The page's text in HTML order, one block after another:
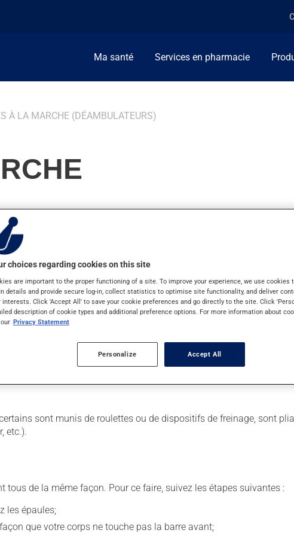
Ma santé Services en pharmacie
À LA MARCHE (DÉAMBULATEURS)
limitées dans les activités auxquelles elles peuvent participer
à la marche peuvent aider à retrouver une certaine mobilité en
blessée, fragile ou faible;
l'ajuster et d'employer la bonne technique de marche pour en faire
coup les chutes et les blessures.
sont munis de roulettes ou de dispositifs de freinage, sont
etc.).
de la même façon. Pour ce faire, suivez les étapes suivantes :
les épaules;
que votre corps ne touche pas la barre avant;
choices regarding cookies on this site
are important to the proper functioning of a site. To improve your experience, we use cookies
details and provide secure log-in, collect statistics to optimise site functionality, and deliver
interests. Click 'Accept All' to save your cookie preferences and go directly to the site. Click
description of cookie types and additional preference options. For more information about
Privacy Statement
Personalize Accept All